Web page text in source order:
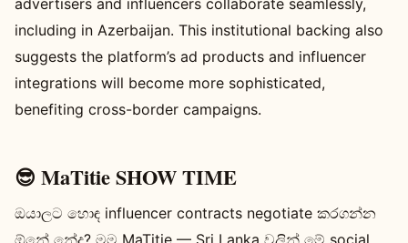
including in Azerbaijan. This institutional backing also
suggests the platform’s ad products and influencer
integrations will become more sophisticated,
benefiting cross-border campaigns.
😎 MaTitie SHOW TIME
ඔයාලට හොඳ influencer contracts negotiate කරගන්න
ඕනේ නේද? මම MaTitie — Sri Lanka වලින් මේ social